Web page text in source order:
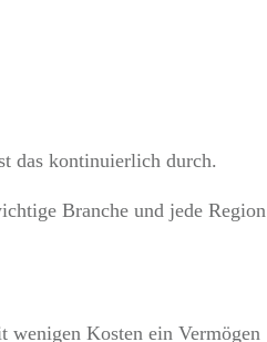
das kontinuierlich durch.
Branche und jede Region
wenigen Kosten ein Vermögen